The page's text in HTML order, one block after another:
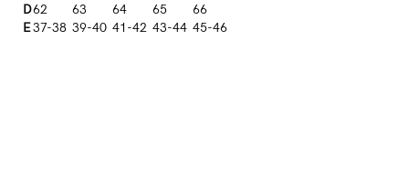
D62 63 64 65
66
E37-38 39-40 41-42 43-44 45-46